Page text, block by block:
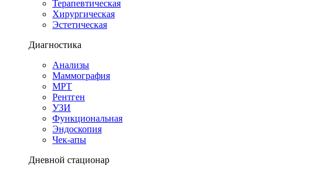
Терапевтическая
Хирургическая
Эстетическая
Диагностика
Анализы
Маммография
МРТ
Рентген
УЗИ
Функциональная
Эндоскопия
Чек-апы
Дневной стационар